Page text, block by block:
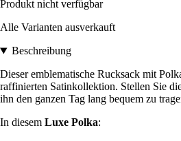
Produkt nicht verfügbar
Alle Varianten ausverkauft
Beschreibung
Dieser emblematische Rucksack mit
raffinierten Satinkollektion. Stellen Sie
ihn den ganzen Tag lang bequem zu
In diesem Luxe Polka: